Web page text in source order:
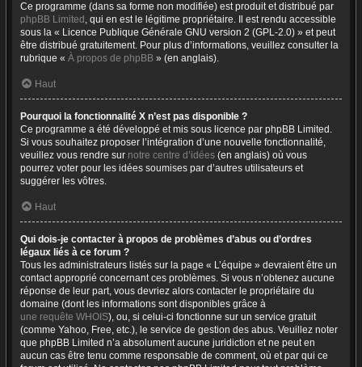
Ce programme (dans sa forme non modifiée) est produit et distribué par
phpBB Limited , qui en est le légitime propriétaire. Il est rendu accessible
sous la « Licence Publique Générale GNU version 2 (GPL-2.0) » et peut
être distribué gratuitement. Pour plus d’informations, veuillez consulter la
rubrique « À propos de phpBB » (en anglais).
Haut
Pourquoi la fonctionnalité X n’est pas disponible ?
Ce programme a été développé et mis sous licence par phpBB Limited.
Si vous souhaitez proposer l’intégration d’une nouvelle fonctionnalité,
veuillez vous rendre sur notre centre d’idées (en anglais) où vous
pourrez voter pour les idées soumises par d’autres utilisateurs et
suggérer les vôtres.
Haut
Qui dois-je contacter à propos de problèmes d’abus ou d’ordres
légaux liés à ce forum ?
Tous les administrateurs listés sur la page « L’équipe » devraient être un
contact approprié concernant ces problèmes. Si vous n’obtenez aucune
réponse de leur part, vous devriez alors contacter le propriétaire du
domaine (dont les informations sont disponibles grâce à
une requête WHOIS), ou, si celui-ci fonctionne sur un service gratuit
(comme Yahoo, Free, etc.), le service de gestion des abus. Veuillez noter
que phpBB Limited n’a absolument aucune juridiction et ne peut en
aucun cas être tenu comme responsable de comment, où et par qui ce